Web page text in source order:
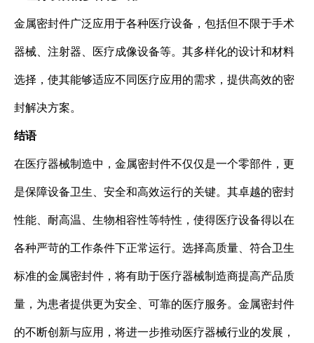
金属密封件广泛应用于各种医疗设备，包括但不限于手术
器械、注射器、医疗成像设备等。其多样化的设计和材料
选择，使其能够适应不同医疗应用的需求，提供高效的密
封解决方案。
结语
在医疗器械制造中，金属密封件不仅仅是一个零部件，更
是保障设备卫生、安全和高效运行的关键。其卓越的密封
性能、耐高温、生物相容性等特性，使得医疗设备得以在
各种严苛的工作条件下正常运行。选择高质量、符合卫生
标准的金属密封件，将有助于医疗器械制造商提高产品质
量，为患者提供更为安全、可靠的医疗服务。金属密封件
的不断创新与应用，将进一步推动医疗器械行业的发展，